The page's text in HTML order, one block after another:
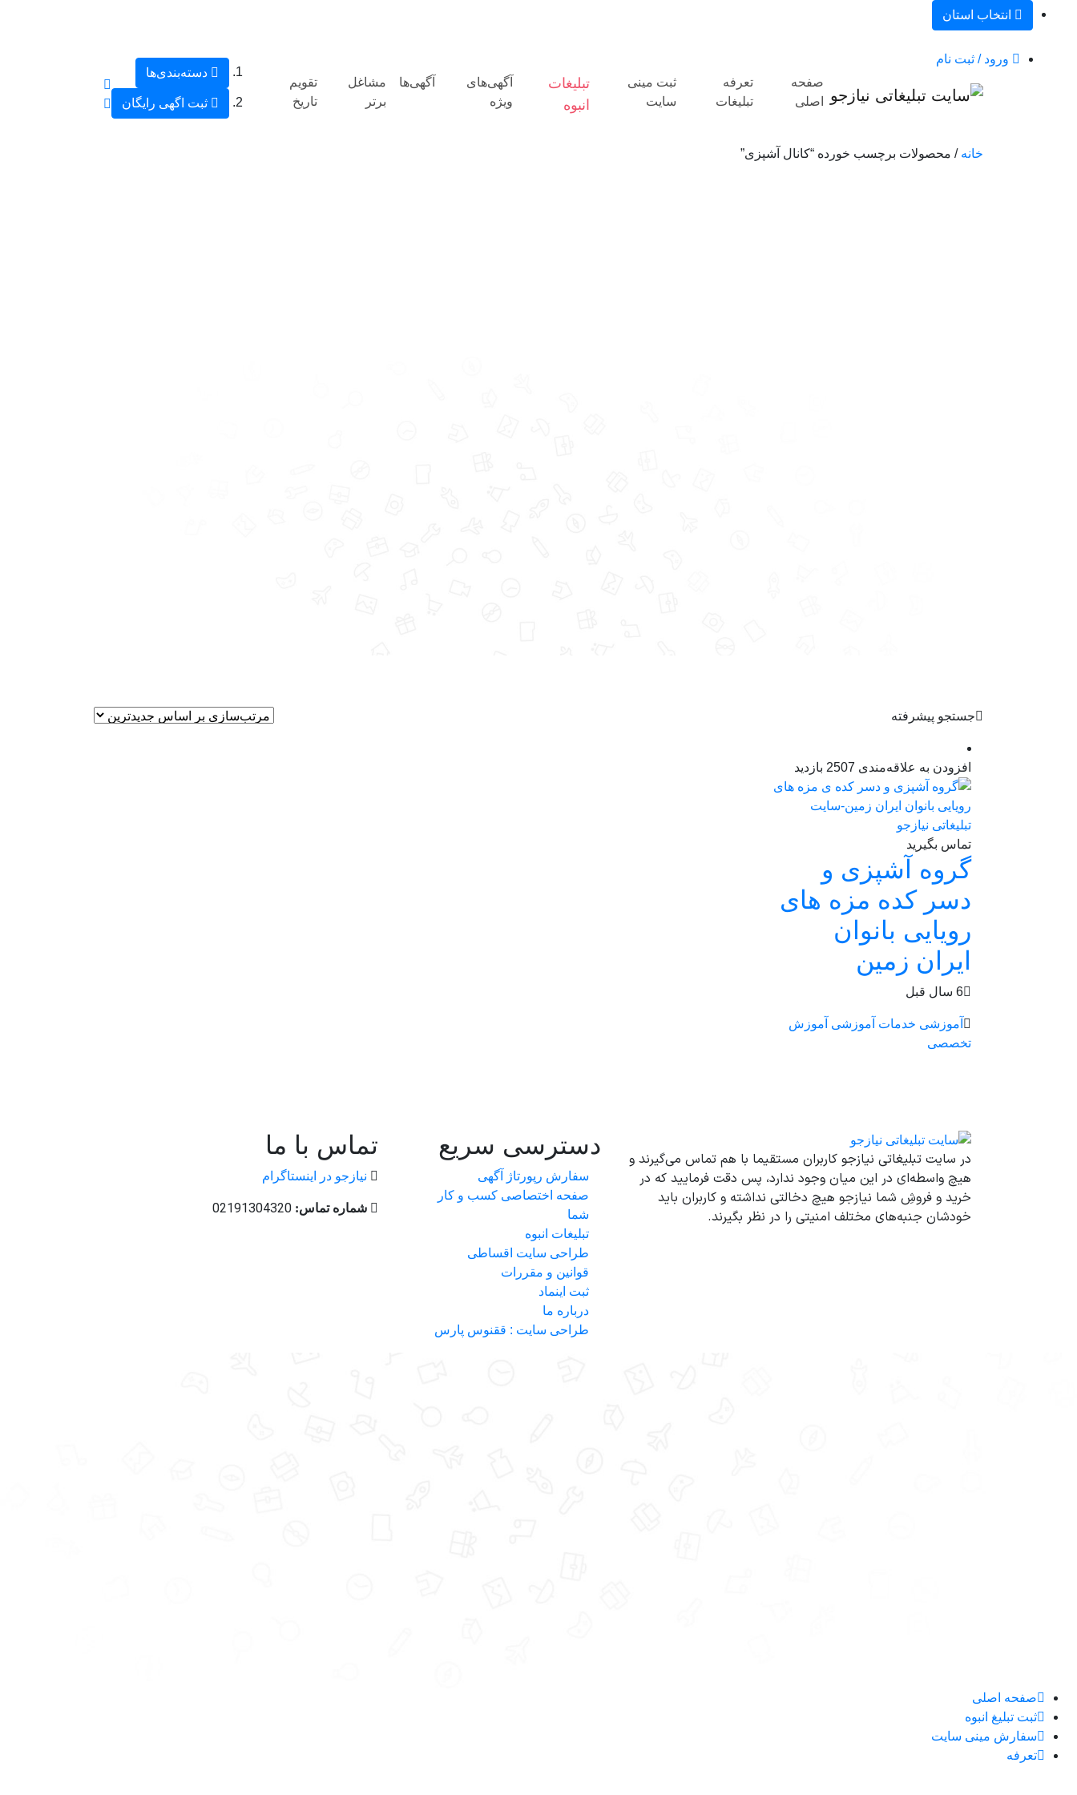
ورود / ثبت نام
صفحه
اصلی
تعرفه
تبلیغات
ثبت مینی
سایت
تبلیغات
انبوه
آگهی‌های
ویژه
آگهی‌ها
مشاغل
برتر
تقویم
تاریخ
دسته‌بندی‌ها
ثبت اگهی رایگان
خانه / محصولات برچسب خورده “کانال آشپزی”
جستجو پیشرفته
افزودن به علاقه‌مندی 2507 بازدید
تماس بگیرید
گروه آشپزی و
دسر کده مزه های
رویایی بانوان
ایران زمین
6 سال قبل
آموزشی خدمات آموزشی آموزش
تخصصی
در سایت تبلیغاتی نیازجو کاربران مستقیما با هم تماس می‌گیرند و
هیچ واسطه‌ای در این میان وجود ندارد، پس دقت فرمایید که در
خرید و فروشِ شما نیازجو هیچ دخالتی نداشته و کاربران باید
خودشان جنبه‌های مختلف امنیتی را در نظر بگیرند.
دسترسی سریع
سفارش رپورتاژ آگهی
صفحه اختصاصی کسب و کار
شما
تبلیغات انبوه
طراحی سایت اقساطی
قوانین و مقررات
ثبت اینماد
درباره ما
طراحی سایت : ققنوس پارس
تماس با ما
نیازجو در اینستاگرام
شماره تماس: 02191304320
صفحه اصلی
ثبت تبلیغ انبوه
سفارش مینی سایت
تعرفه